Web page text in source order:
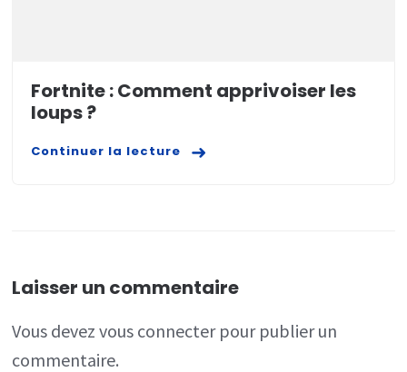
Fortnite : Comment apprivoiser les
loups ?
Continuer la lecture
Laisser un commentaire
Vous devezvous connecterpour publier un
commentaire.